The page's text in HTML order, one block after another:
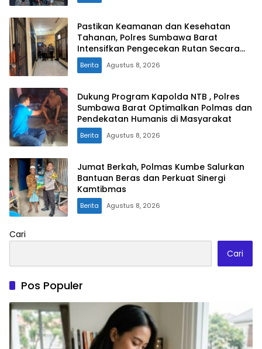
Pastikan Keamanan dan Kesehatan
Tahanan, Polres Sumbawa Barat
Intensifkan Pengecekan Rutan Secara
Berkala
Berita Agustus 8, 2026
Dukung Program Kapolda NTB , Polres
Sumbawa Barat Optimalkan Polmas dan
Pendekatan Humanis di Masyarakat
Berita Agustus 8, 2026
Jumat Berkah, Polmas Kumbe Salurkan
Bantuan Beras dan Perkuat Sinergi
Kamtibmas
Berita Agustus 8, 2026
Cari
Cari
Pos Populer